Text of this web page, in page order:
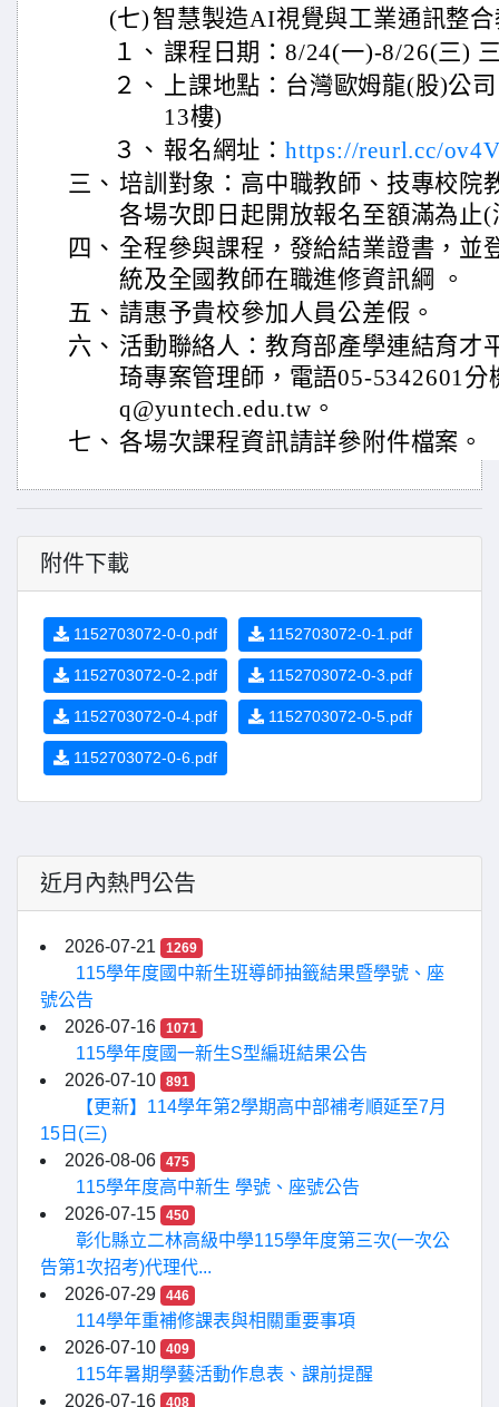
(七) 智慧製造AI視覺與工業通訊整
１、 課程日期：8/24(一)-8/26(三)
２、
上課地點：台灣歐姆龍(股)公
13樓)
３、 報名網址： https://reurl.cc/
三、 培訓對象：高中職教師、技專校院
各場次即日起開放報名至額滿為止
四、 全程參與課程，發給結業證書，並
統及全國教師在職進修資訊綱 。
五、 請惠予貴校參加人員公差假。
六、 活動聯絡人：教育部產學連結育才
琦專案管理師，電語05-5342601
q@yuntech.edu.tw。
七、 各場次課程資訊請詳參附件檔案。
附件下載
1152703072-0-0.pdf 1152703072-0-1.pdf
1152703072-0-2.pdf 1152703072-0-3.pdf
1152703072-0-4.pdf 1152703072-0-5.pdf
1152703072-0-6.pdf
近月內熱門公告
2026-07-21 1269
115學年度國中新生班導師抽籤結果暨學號、座
號公告
2026-07-16
1071
115學年度國一新生S型編班結果公告
2026-07-10
891
【更新】114學年第2學期高中部補考順延至7月
15日(三)
2026-08-06
475
115學年度高中新生 學號、座號公告
2026-07-15
450
彰化縣立二林高級中學115學年度第三次(一次公
告第1次招考)代理代...
2026-07-29
446
114學年重補修課表與相關重要事項
2026-07-10
409
115年暑期學藝活動作息表、課前提醒
2026-07-16
408